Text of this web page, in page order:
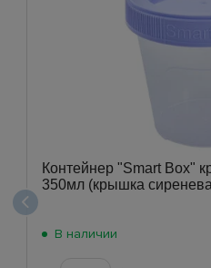
Контейнер "Smart Box"
350мл (крышка
В наличии